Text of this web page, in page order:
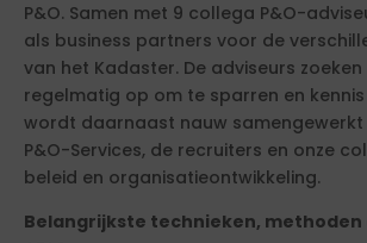
P&O. Samen met 9 collega P&O-
als business partners voor de
van het Kadaster. De adviseurs
regelmatig op om te sparren en kennis
wordt daarnaast nauw
P&O-Services, de recruiters en onze
beleid en organisatieontwikkeling.
Belangrijkste technieken, methoden